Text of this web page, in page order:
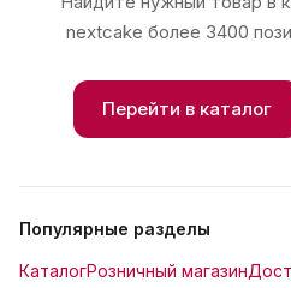
nextcake более 3400
Перейти в каталог
Популярные разделы
КаталогРозничный магазин